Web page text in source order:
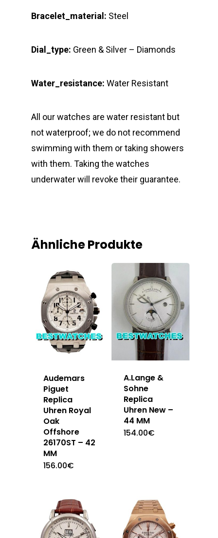
Bracelet_material: Steel
Dial_type: Green & Silver – Diamonds
Water_resistance: Water Resistant
All our watches are water resistant but
not waterproof; we do not recommend
swimming with them or taking showers
with them. Taking the watches
underwater will revoke their guarantee.
Ähnliche Produkte
Audemars
Piguet
Replica
Uhren Royal
Oak
Offshore
26170ST – 42
MM
156.00€
A.Lange &
Sohne
Replica
Uhren New –
44 MM
154.00€